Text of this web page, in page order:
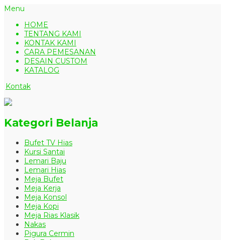
Menu
HOME
TENTANG KAMI
KONTAK KAMI
CARA PEMESANAN
DESAIN CUSTOM
KATALOG
Kontak
Kategori Belanja
Bufet TV Hias
Kursi Santai
Lemari Baju
Lemari Hias
Meja Bufet
Meja Kerja
Meja Konsol
Meja Kopi
Meja Rias Klasik
Nakas
Pigura Cermin